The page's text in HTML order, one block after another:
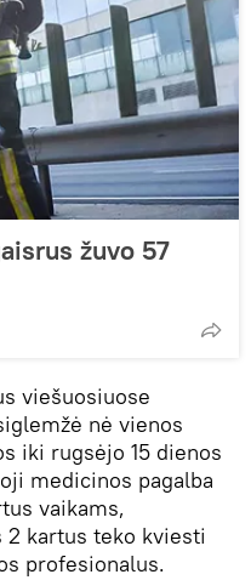
žuvo 57
viešuosiuose
nė vienos
iki rugsėjo 15 dienos
medicinos pagalba
vaikams,
kartus teko kviesti
profesionalus.